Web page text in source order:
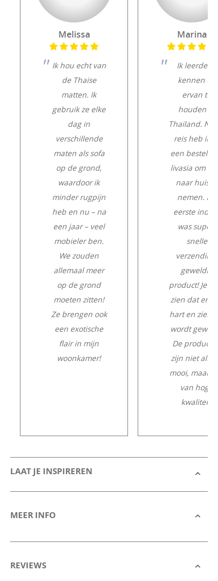
Ik leerde ze
kennen en
ervan te
houden in
Thailand. Na
reis heb ik
een besteld
livasia om
naar huis te
nemen. De
eerste
was super:
snelle
verzending,
geweldig
product! Je
zien dat er
hart en ziel
wordt
De
zijn niet
mooi, maar
van hoge
kwaliteit.
Marina
Ik hou echt van
de Thaise
matten. Ik
gebruik ze elke
dag in
verschillende
maten als sofa
op de grond,
waardoor ik
minder rugpijn
heb en nu – na
een jaar – veel
mobieler ben.
We zouden
allemaal meer
op de grond
moeten zitten!
Ze brengen ook
een exotische
flair in mijn
woonkamer!
Melissa
LAAT JE INSPIREREN
MEER INFO
REVIEWS